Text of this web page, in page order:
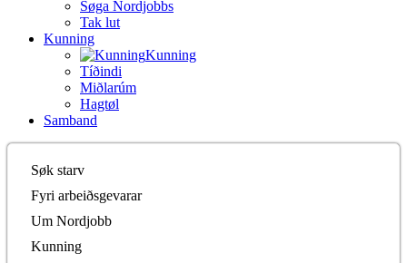
Søga Nordjobbs
Tak lut
Kunning
Kunning
Tíðindi
Miðlarúm
Hagtøl
Samband
Søk starv
Fyri arbeiðsgevarar
Um Nordjobb
Kunning